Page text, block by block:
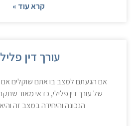
קרא עוד »
עורך דין
אם הגעתם למצב בו אתם שוקלים אם
של עורך דין פלילי, כדאי מאוד
הנכונה והיחידה במצב זה